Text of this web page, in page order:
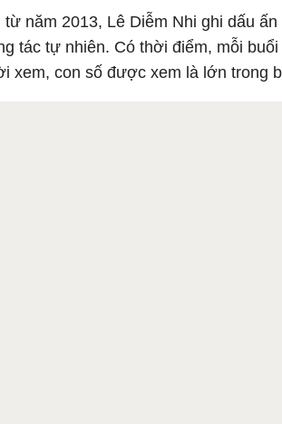
từ năm 2013, Lê Diễm Nhi ghi dấu
tác tự nhiên. Có thời điểm, mỗi
xem, con số được xem là lớn trong